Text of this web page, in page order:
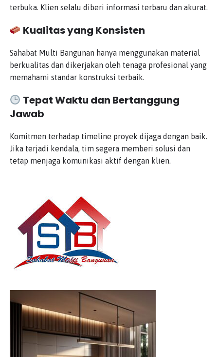
terbuka. Klien selalu diberi informasi terbaru dan akurat.
Kualitas yang Konsisten
Sahabat Multi Bangunan hanya menggunakan material
berkualitas dan dikerjakan oleh tenaga profesional yang
memahami standar konstruksi terbaik.
Tepat Waktu dan Bertanggung
Jawab
Komitmen terhadap timeline proyek dijaga dengan baik.
Jika terjadi kendala, tim segera memberi solusi dan
tetap menjaga komunikasi aktif dengan klien.